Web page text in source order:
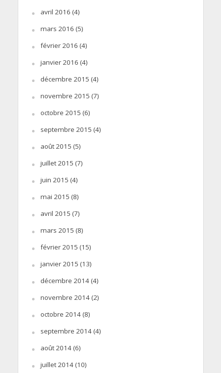
avril 2016 (4)
mars 2016 (5)
février 2016 (4)
janvier 2016 (4)
décembre 2015 (4)
novembre 2015 (7)
octobre 2015 (6)
septembre 2015 (4)
août 2015 (5)
juillet 2015 (7)
juin 2015 (4)
mai 2015 (8)
avril 2015 (7)
mars 2015 (8)
février 2015 (15)
janvier 2015 (13)
décembre 2014(4)
novembre 2014(2)
octobre 2014(8)
septembre 2014(4)
août 2014(6)
juillet 2014(10)